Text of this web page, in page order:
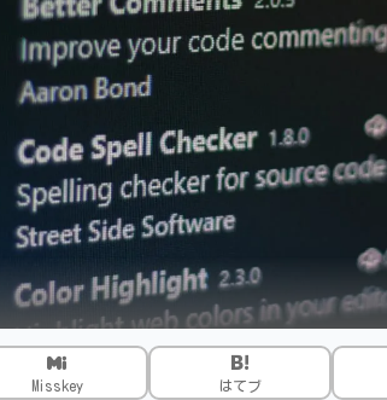
Misskey はてブ